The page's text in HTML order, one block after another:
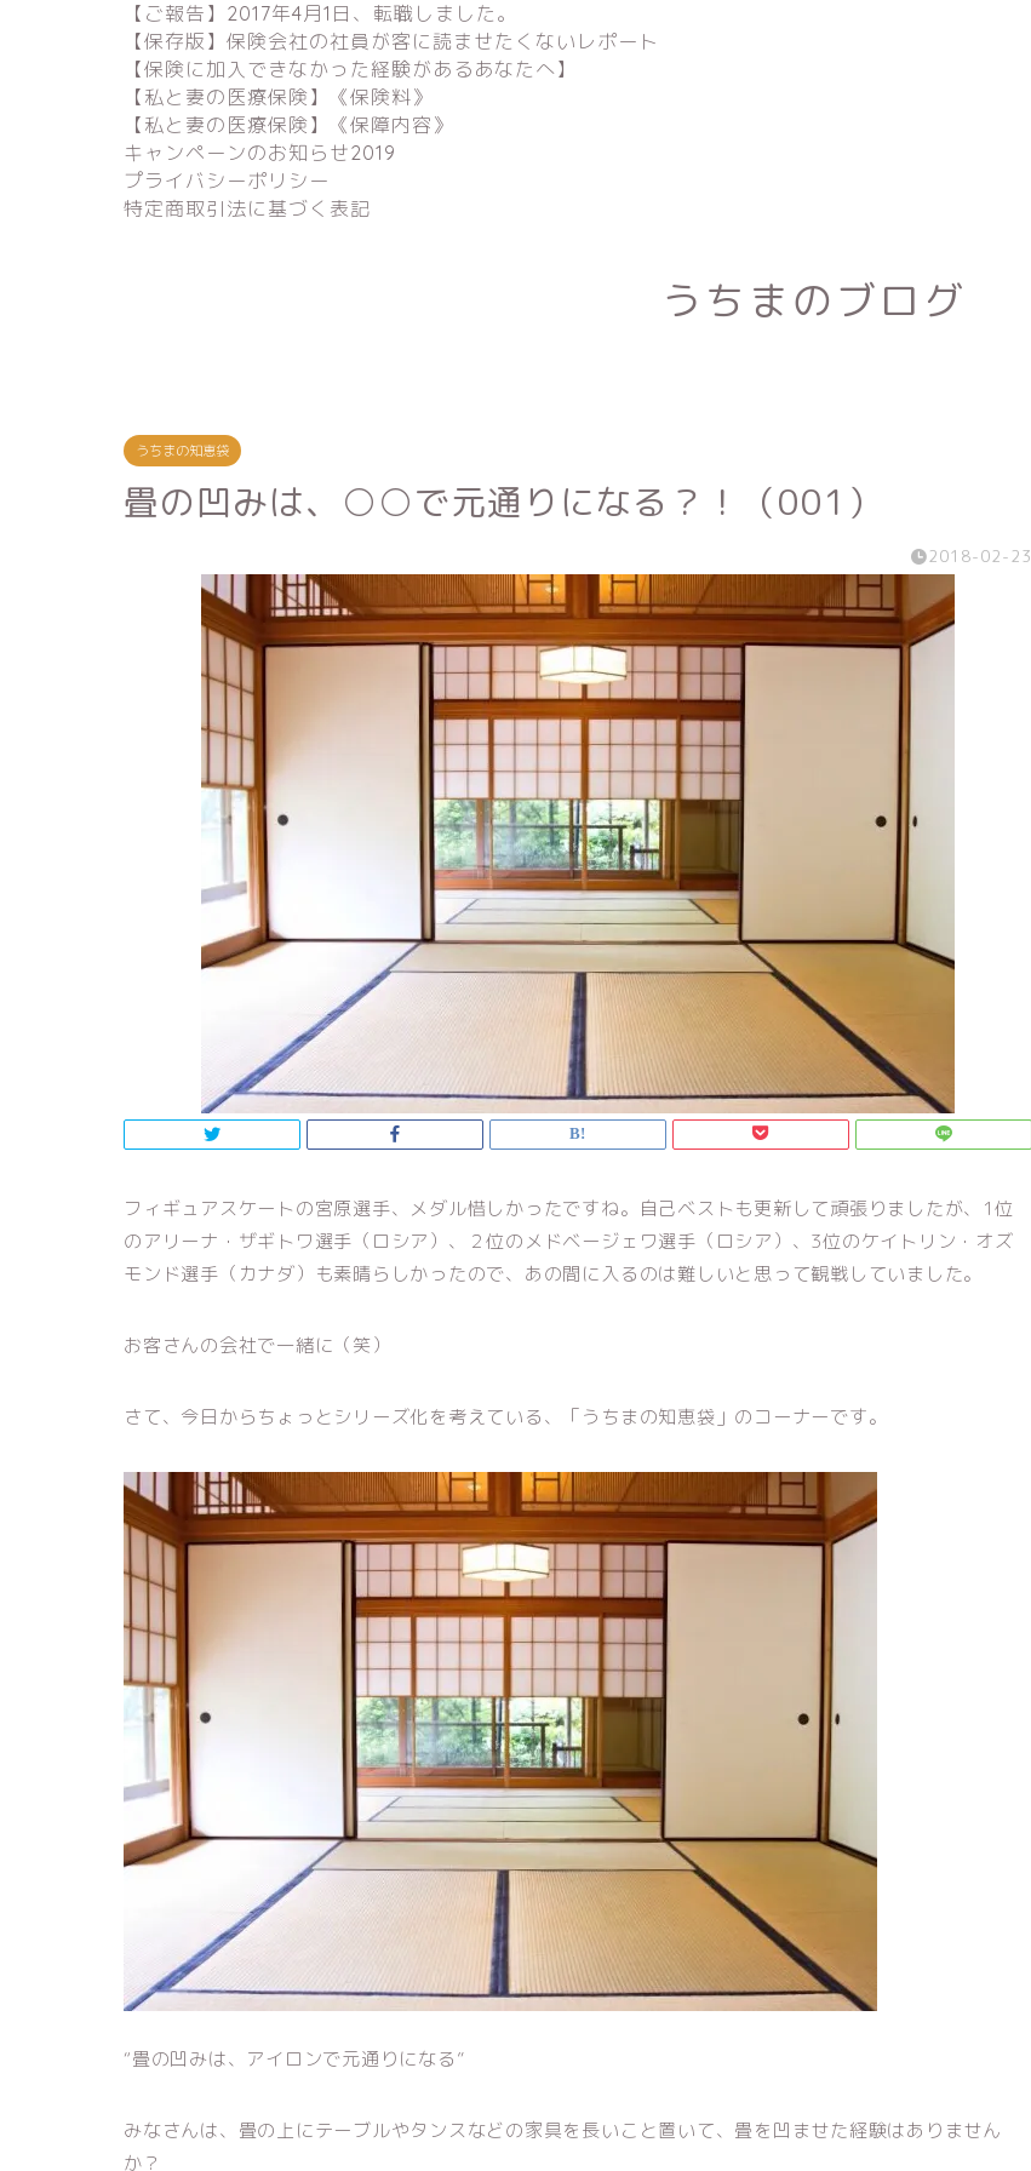
【ご報告】2017年4月1日、転職しました。
【保存版】保険会社の社員が客に読ませたくないレポート
【保険に加入できなかった経験があるあなたへ】
【私と妻の医療保険】《保険料》
【私と妻の医療保険】《保障内容》
キャンペーンのお知らせ2019
プライバシーポリシー
特定商取引法に基づく表記
うちまのブログ
うちまの知恵袋
畳の凹みは、○○で元通りになる？！（001）
2018-02-23
フィギュアスケートの宮原選手、メダル惜しかったですね。自己ベストも更新して頑張りましたが、1位
のアリーナ・ザギトワ選手（ロシア）、２位のメドベージェワ選手（ロシア）、3位のケイトリン・オズ
モンド選手（カナダ）も素晴らしかったので、あの間に入るのは難しいと思って観戦していました。
お客さんの会社で一緒に（笑）
さて、今日からちょっとシリーズ化を考えている、「うちまの知恵袋」のコーナーです。
“畳の凹みは、アイロンで元通りになる”
みなさんは、畳の上にテーブルやタンスなどの家具を長いこと置いて、畳を凹ませた経験はありません
か？